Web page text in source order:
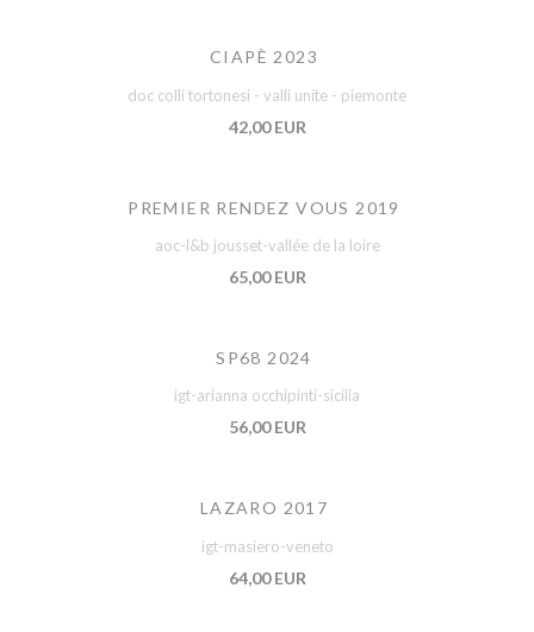
CIAPÈ 2023
doc colli tortonesi - valli unite - piemonte
42,00 EUR
PREMIER RENDEZ VOUS 2019
aoc-l&b jousset-vallée de la loire
65,00 EUR
SP68 2024
igt-arianna occhipinti-sicilia
56,00 EUR
LAZARO 2017
igt-masiero-veneto
64,00 EUR